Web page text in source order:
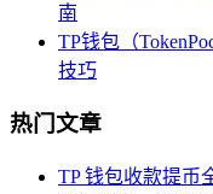
南
TP钱包（
技巧
热门文章
TP 钱包收款提币